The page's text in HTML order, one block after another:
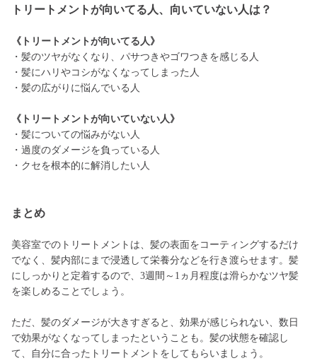
トリートメントが向いてる人、向いていない人は？
《トリートメントが向いてる人》
・髪のツヤがなくなり、パサつきやゴワつきを感じる人
・髪にハリやコシがなくなってしまった人
・髪の広がりに悩んでいる人
《トリートメントが向いていない人》
・髪についての悩みがない人
・過度のダメージを負っている人
・クセを根本的に解消したい人
まとめ
美容室でのトリートメントは、髪の表面をコーティングするだけ
でなく、髪内部にまで浸透して栄養分などを行き渡らせます。髪
にしっかりと定着するので、3週間～1ヵ月程度は滑らかなツヤ髪
を楽しめることでしょう。
ただ、髪のダメージが大きすぎると、効果が感じられない、数日
で効果がなくなってしまったということも。髪の状態を確認し
て、自分に合ったトリートメントをしてもらいましょう。